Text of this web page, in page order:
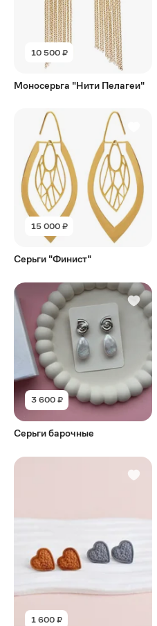
10 500 ₽
Моносерьга "Нити Пелагеи"
15 000 ₽
Серьги "Финист"
3 600 ₽
Серьги барочные
1 600 ₽